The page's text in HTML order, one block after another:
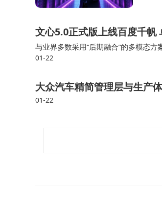
文心5.0正式版上线百度千
与业界多数采用“后期融合”的多模态
模，将文本、图像、视频、音频等多
01-22
大众汽车精简管理层与生产
01-22